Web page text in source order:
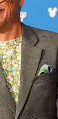
每日栏目
时 尚
球 鞋
生 活
科 技